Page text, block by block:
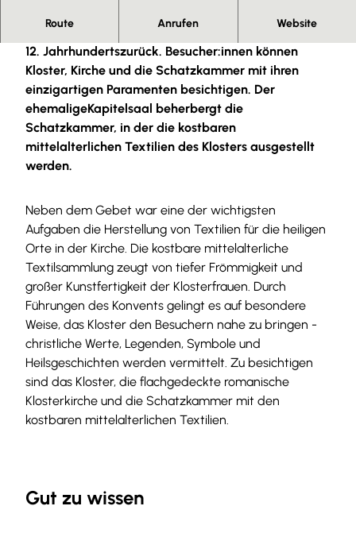
Route Anrufen Website
Das Kloster St. Marienberg geht auf das Ende des
12. Jahrhundertszurück. Besucher:innen können
Kloster, Kirche und die Schatzkammer mit ihren
einzigartigen Paramenten besichtigen. Der
ehemaligeKapitelsaal beherbergt die
Schatzkammer, in der die kostbaren
mittelalterlichen Textilien des Klosters ausgestellt
werden.
Neben dem Gebet war eine der wichtigsten
Aufgaben die Herstellung von Textilien für die heiligen
Orte in der Kirche. Die kostbare mittelalterliche
Textilsammlung zeugt von tiefer Frömmigkeit und
großer Kunstfertigkeit der Klosterfrauen. Durch
Führungen des Konvents gelingt es auf besondere
Weise, das Kloster den Besuchern nahe zu bringen -
christliche Werte, Legenden, Symbole und
Heilsgeschichten werden vermittelt. Zu besichtigen
sind das Kloster, die flachgedeckte romanische
Klosterkirche und die Schatzkammer mit den
kostbaren mittelalterlichen Textilien.
Gut zu wissen